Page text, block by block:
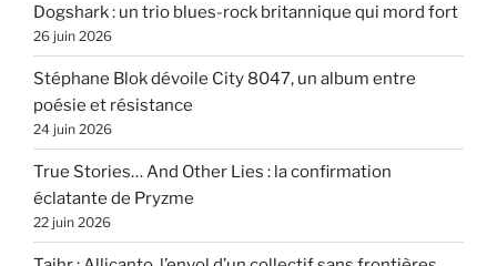
Dogshark : un trio blues-rock britannique qui mord fort
26 juin 2026
Stéphane Blok dévoile City 8047, un album entre
poésie et résistance
24 juin 2026
True Stories… And Other Lies : la confirmation
éclatante de Pryzme
22 juin 2026